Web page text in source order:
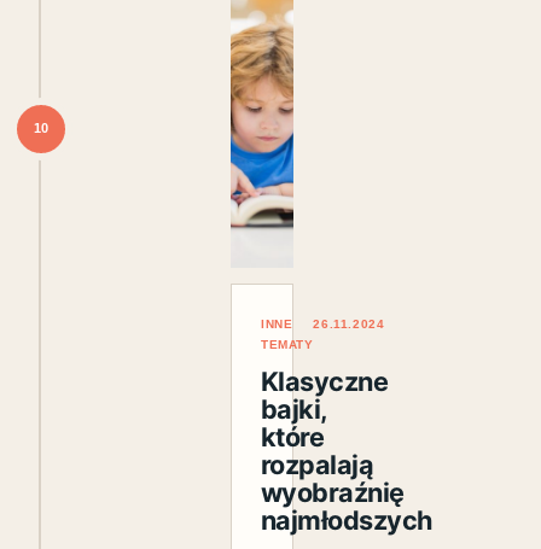
10
INNE
TEMATY
26.11.2024
Klasyczne
bajki,
które
rozpalają
wyobraźnię
najmłodszych